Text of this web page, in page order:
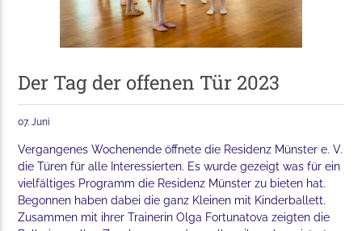
Der Tag der offenen Tür 2023
07. Juni
Vergangenes Wochenende öffnete die Residenz Münster e. V.
die Türen für alle Interessierten. Es wurde gezeigt was für ein
vielfältiges Programm die Residenz Münster zu bieten hat.
Begonnen haben dabei die ganz Kleinen mit Kinderballett.
Zusammen mit ihrer Trainerin Olga Fortunatova zeigten die